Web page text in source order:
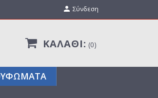
 Σύνδεση
ΚΑΛΆΘΙ: 0